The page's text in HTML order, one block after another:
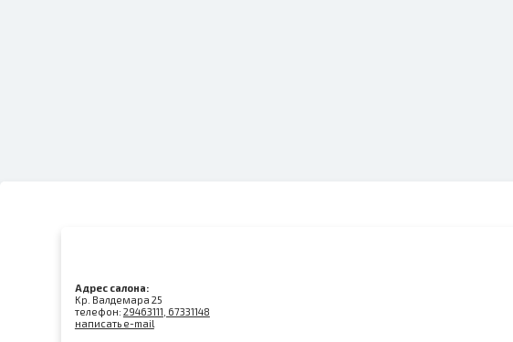
Адрес салона:
Kр. Валдемара 25
телефон: 29463111, 67331148
написать e-mail